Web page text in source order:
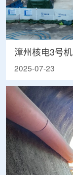
漳州核电3号
2025-07-23